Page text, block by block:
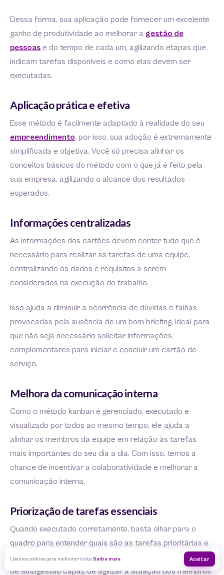
Dessa forma, sua aplicação pode fornecer um excelente
ganho de produtividade ao melhorar a gestão de
pessoas e do tempo de cada um, agilizando etapas que
indicam tarefas disponíveis e como elas devem ser
executadas.
Aplicação prática e efetiva
Esse método é facilmente adaptado à realidade do seu
empreendimento, por isso, sua adoção é extremamente
simplificada e objetiva. Você só precisa alinhar os
conceitos básicos do método com o que já é feito pela
sua empresa, agilizando o alcance dos resultados
esperados.
Informações centralizadas
As informações dos cartões devem conter tudo que é
necessário para realizar as tarefas de uma equipe,
centralizando os dados e requisitos a serem
considerados na execução do trabalho.
Isso ajuda a diminuir a ocorrência de dúvidas e falhas
provocadas pela ausência de um bom briefing, ideal para
que não seja necessário solicitar informações
complementares para iniciar e concluir um cartão de
serviço.
Melhora da comunicação interna
Como o método kanban é gerenciado, executado e
visualizado por todos ao mesmo tempo, ele ajuda a
alinhar os membros da equipe em relação às tarefas
mais importantes do seu dia a dia. Com isso, temos a
chance de incentivar a colaboratividade e melhorar a
comunicação interna.
Priorização de tarefas essenciais
Quando executado corretamente, basta olhar para o
quadro para entender quais são as tarefas prioritárias e
o que é necessário para concluí-las, permitindo um ganho
de autogestão capaz de agilizar a atuação dos membros
Usamos cookies para melhorar o site.Saiba mais. Aceitar